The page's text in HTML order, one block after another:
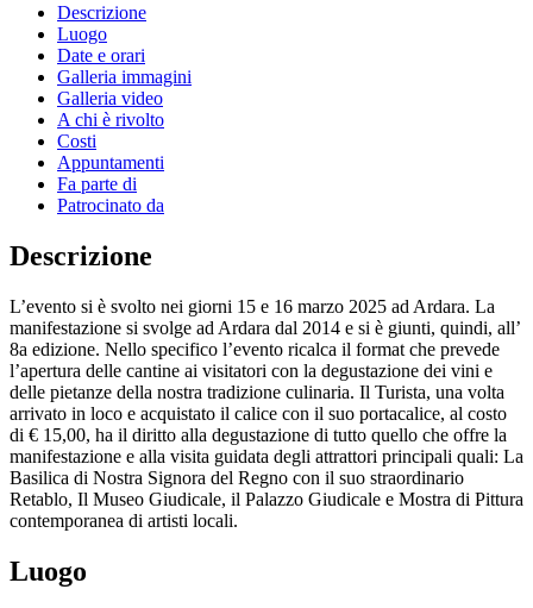
Descrizione
Luogo
Date e orari
Galleria immagini
Galleria video
A chi è rivolto
Costi
Appuntamenti
Fa parte di
Patrocinato da
Descrizione
L’evento si è svolto nei giorni 15 e 16 marzo 2025 ad Ardara. La
manifestazione si svolge ad Ardara dal 2014 e si è giunti, quindi, all’
8a edizione. Nello specifico l’evento ricalca il format che prevede
l’apertura delle cantine ai visitatori con la degustazione dei vini e
delle pietanze della nostra tradizione culinaria. Il Turista, una volta
arrivato in loco e acquistato il calice con il suo portacalice, al costo
di € 15,00, ha il diritto alla degustazione di tutto quello che offre la
manifestazione e alla visita guidata degli attrattori principali quali: La
Basilica di Nostra Signora del Regno con il suo straordinario
Retablo, Il Museo Giudicale, il Palazzo Giudicale e Mostra di Pittura
contemporanea di artisti locali.
Luogo